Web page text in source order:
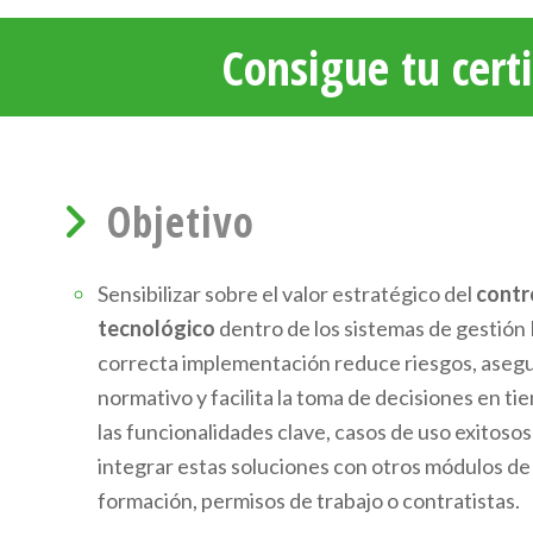
Consigue tu
Objetivo
Sensibilizar sobre el valor estratégico del
tecnológico dentro de los sistemas de gestión
correcta implementación reduce riesgos,
normativo y facilita la toma de decisiones en
las funcionalidades clave, casos de uso
integrar estas soluciones con otros módulos
formación, permisos de trabajo o contratistas.